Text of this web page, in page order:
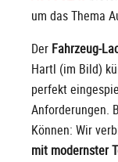
um das Thema
Der Fahrzeug-
Hartl (im Bild)
perfekt
Anforderungen.
Können: Wir
mit modernster